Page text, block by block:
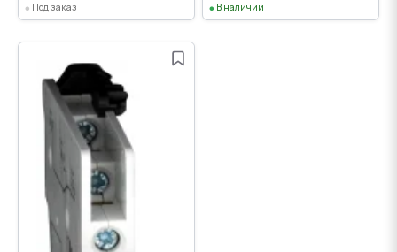
Под заказ В наличии